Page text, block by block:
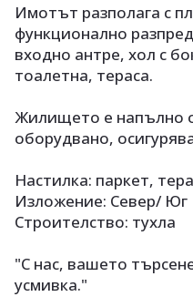
Имотът разполага с
функционално
входно антре, хол с
тоалетна, тераса.
Жилището е напълно
оборудвано,
Настилка: паркет,
Изложение: Север/ Юг
Строителство: тухла
"С нас, вашето
усмивка."